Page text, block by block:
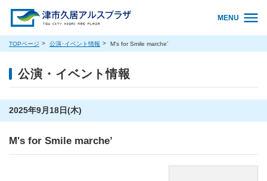
MENU
TOPページ 公演･イベント情報 M's for Smile marche’
公演・イベント情報
2025年9月18日(木)
M's for Smile marche’